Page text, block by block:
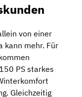
von einer
kann mehr. Für
PS starkes
Gleichzeitig